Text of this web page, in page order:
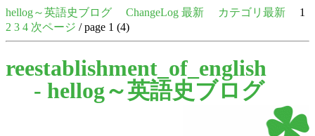
hellog～英語史ブログ ChangeLog 最新 カテゴリ最新 1
2 3 4 次ページ / page 1 (4)
reestablishment_of_english
- hellog～英語史ブログ